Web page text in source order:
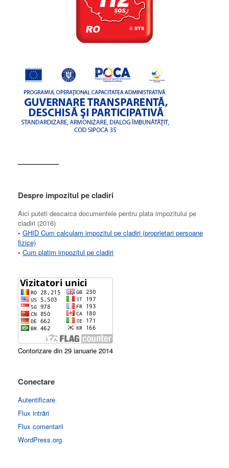
––––––––––
Despre impozitul pe cladiri
Aici puteti descarca documentele pentru plata impozitului pe
cladiri (2016)
• GHID Cum calculam impozitul pe cladiri (proprietari persoane
fizice)
• Cum platim impozitul pe cladiri
Contorizare din 29 ianuarie 2014
Conectare
Autentificare
Flux intrări
Flux comentarii
WordPress.org